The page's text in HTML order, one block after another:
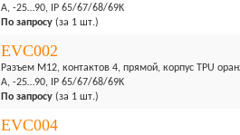
А, -25…90, IP 65/67/68/69K
По запросу (за 1 шт.)
EVC002
Разъем M12, контактов 4, прямой, корпус TPU
А, -25…90, IP 65/67/68/69K
По запросу (за 1 шт.)
EVC004